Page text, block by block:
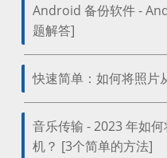
Android 备份软件 -
题解答]
快速简单：如何将照
音乐传输 - 2023 年如
机？ [3个简单的方法]